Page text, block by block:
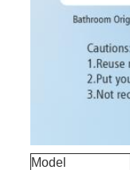
Model